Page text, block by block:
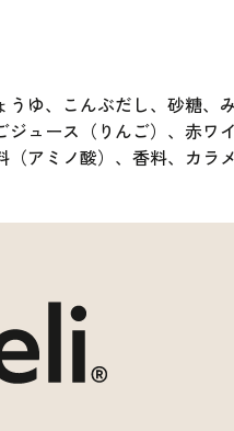
ゆ、こんぶだし、砂糖
ュース（りんご）、赤
アミノ酸）、香料、カラ